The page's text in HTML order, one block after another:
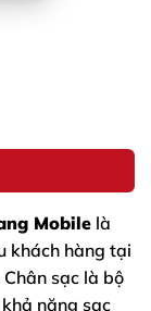
Mobile là
khách hàng tại
sạc là bộ
năng sạc